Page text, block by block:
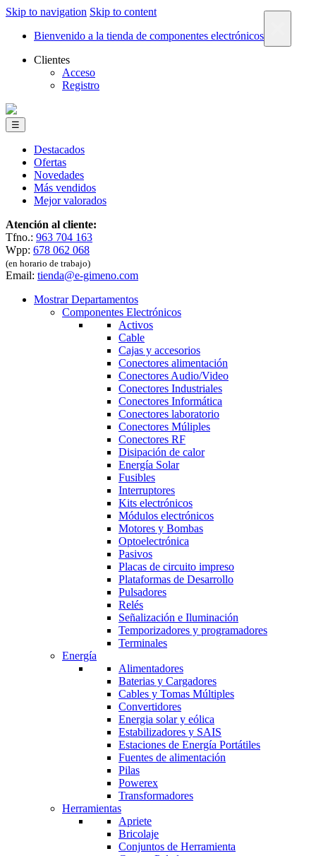
Skip to navigation Skip to content
Bienvenido a la tienda de componentes electrónicos
Clientes
Acceso
Registro
☰
Destacados
Ofertas
Novedades
Más vendidos
Mejor valorados
Atención al cliente:
Tfno.: 963 704 163
Wpp: 678 062 068
(en horario de trabajo)
Email: tienda@e-gimeno.com
Mostrar Departamentos
Componentes Electrónicos
Activos
Cable
Cajas y accesorios
Conectores alimentación
Conectores Audio/Video
Conectores Industriales
Conectores Informática
Conectores laboratorio
Conectores Múliples
Conectores RF
Disipación de calor
Energía Solar
Fusibles
Interruptores
Kits electrónicos
Módulos electrónicos
Motores y Bombas
Optoelectrónica
Pasivos
Placas de circuito impreso
Plataformas de Desarrollo
Pulsadores
Relés
Señalización e Iluminación
Temporizadores y programadores
Terminales
Energía
Alimentadores
Baterias y Cargadores
Cables y Tomas Múltiples
Convertidores
Energia solar y eólica
Estabilizadores y SAIS
Estaciones de Energía Portátiles
Fuentes de alimentación
Pilas
Powerex
Transformadores
Herramientas
Apriete
Bricolaje
Conjuntos de Herramienta